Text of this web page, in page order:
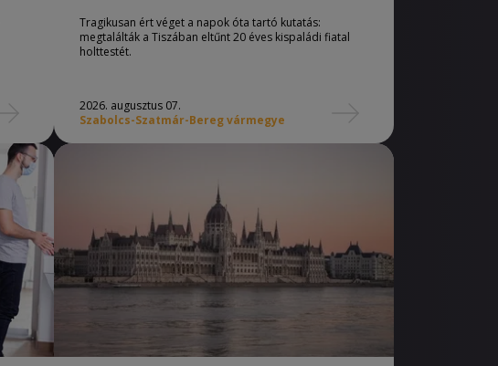
Tragikusan ért véget a napok óta tartó kutatás:
megtalálták a Tiszában eltűnt 20 éves kispaládi fiatal
holttestét.
2026. augusztus 07.
Szabolcs-Szatmár-Bereg vármegye